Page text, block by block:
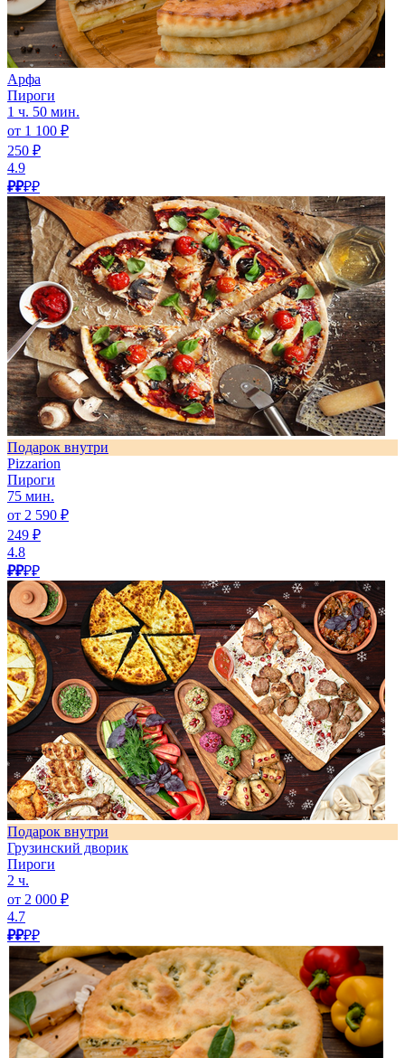
Арфа
Пироги
1 ч. 50 мин.
от 1 100 ₽
250 ₽
4.9
₽₽₽₽
Подарок внутри
Pizzarion
Пироги
75 мин.
от 2 590 ₽
249 ₽
4.8
₽₽₽₽
Подарок внутри
Грузинский дворик
Пироги
2 ч.
от 2 000 ₽
4.7
₽₽₽₽